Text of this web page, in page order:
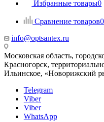
Избранные товары0
Сравнение товаров0
info@optsantex.ru
Московская область,
Красногорск,
Ильинское, «Новорижский
Telegram
Viber
Viber
WhatsApp